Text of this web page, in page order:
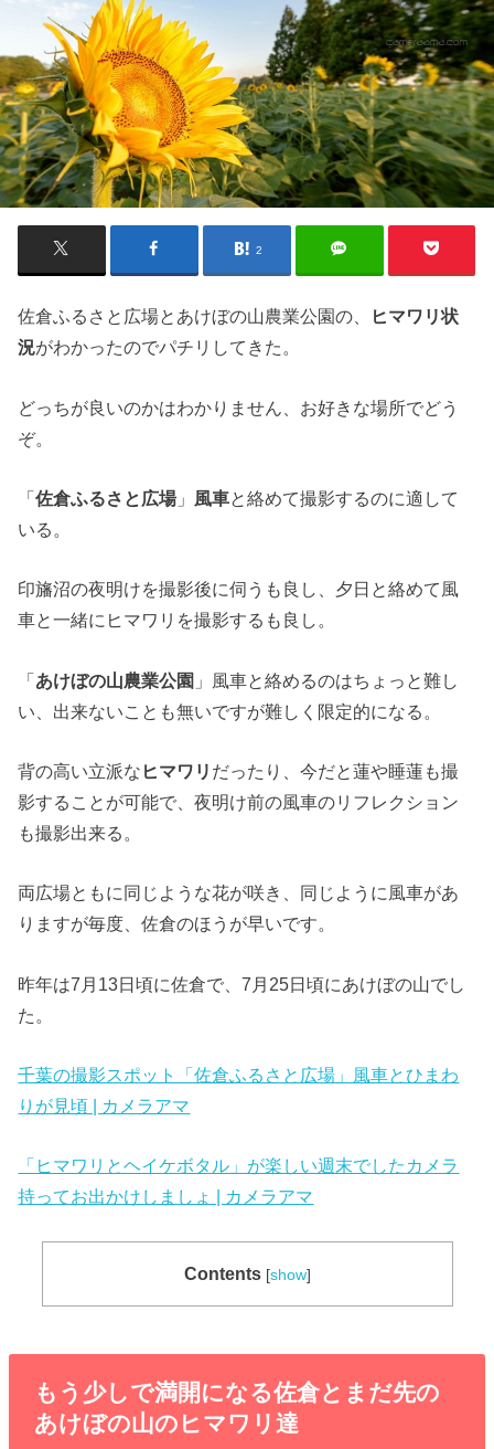
2
佐倉ふるさと広場とあけぼの山農業公園の、
ヒマワリ状
況がわかったのでパチリしてきた。
どっちが良いのかはわかりません、お好きな場所でどう
ぞ。
「佐倉ふるさと広場」 風車と絡めて撮影するのに適して
いる。
印旛沼の夜明けを撮影後に伺うも良し、夕日と絡めて風
車と一緒にヒマワリを撮影するも良し。
「あけぼの山農業公園 」風車と絡めるのはちょっと難し
い、出来ないことも無いですが難しく限定的になる。
背の高い立派な ヒマワリ だったり、今だと蓮や睡蓮も撮
影することが可能で、夜明け前の風車のリフレクション
も撮影出来る。
両広場ともに同じような花が咲き、同じように風車があ
りますが毎度、佐倉のほうが早いです。
昨年は7月13日頃に佐倉で、7月25日頃にあけぼの山でし
た。
千葉の撮影スポット「佐倉ふるさと広場」風車とひまわ
りが見頃 | カメラアマ
「ヒマワリとヘイケボタル」が楽しい週末でしたカメラ
持ってお出かけしましょ | カメラアマ
Contents [show]
もう少しで満開になる佐倉とまだ先の
あけぼの山のヒマワリ達